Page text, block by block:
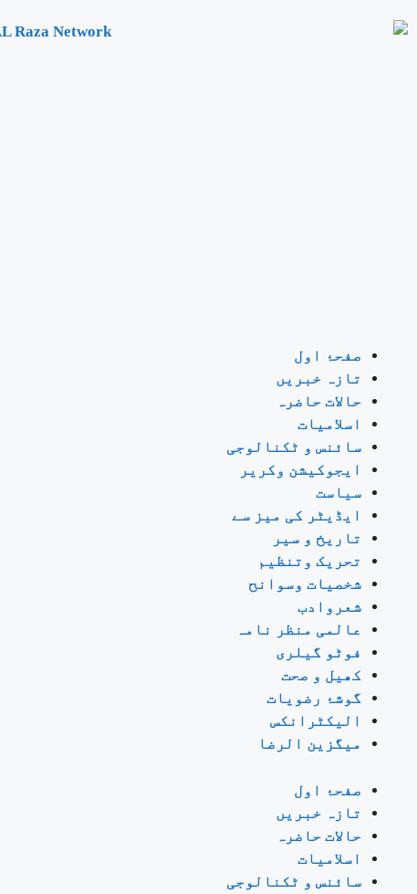
صفحۂ اول
تازہ خبریں
حالات حاضرہ
اسلامیات
سائنس و ٹکنالوجی
ایجوکیشن وکریر
سیاست
ایڈیٹر کی میز سے
تاریخ و سیر
تحریک وتنظیم
شخصیات وسوانح
شعروادب
عالمی منظر نامہ
فوٹو گیلری
کھیل و صحت
گوشۂ رضویات
الیکٹرانکس
میگزین الرضا
صفحۂ اول
تازہ خبریں
حالات حاضرہ
اسلامیات
سائنس و ٹکنالوجی